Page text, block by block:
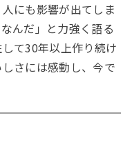
にも影響が出てしま
んだ」と力強く語る
て30年以上作り続け
さには感動し、今で